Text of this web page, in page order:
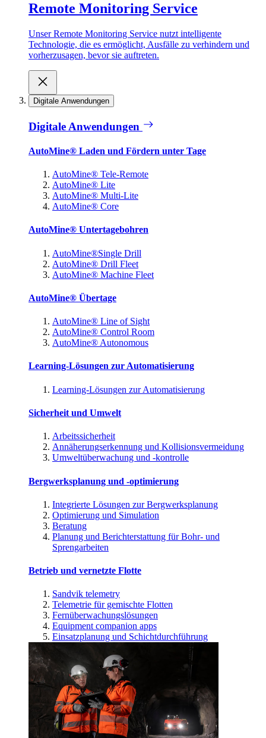
Remote Monitoring Service
Unser Remote Monitoring Service nutzt intelligente
Technologie, die es ermöglicht, Ausfälle zu verhindern und
vorherzusagen, bevor sie auftreten.
Digitale Anwendungen
Digitale Anwendungen
AutoMine® Laden und Fördern unter Tage
AutoMine® Tele-Remote
AutoMine® Lite
AutoMine® Multi-Lite
AutoMine® Core
AutoMine® Untertagebohren
AutoMine®Single Drill
AutoMine® Drill Fleet
AutoMine® Machine Fleet
AutoMine® Übertage
AutoMine® Line of Sight
AutoMine® Control Room
AutoMine® Autonomous
Learning-Lösungen zur Automatisierung
Learning-Lösungen zur Automatisierung
Sicherheit und Umwelt
Arbeitssicherheit
Annäherungserkennung und Kollisionsvermeidung
Umweltüberwachung und -kontrolle
Bergwerksplanung und -optimierung
Integrierte Lösungen zur Bergwerksplanung
Optimierung und Simulation
Beratung
Planung und Berichterstattung für Bohr- und
Sprengarbeiten
Betrieb und vernetzte Flotte
Sandvik telemetry
Telemetrie für gemischte Flotten
Fernüberwachungslösungen
Equipment companion apps
Einsatzplanung und Schichtdurchführung